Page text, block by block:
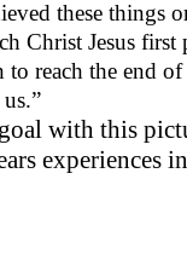
these things
Christ Jesus first
to reach the end
.”
goal with this
experiences